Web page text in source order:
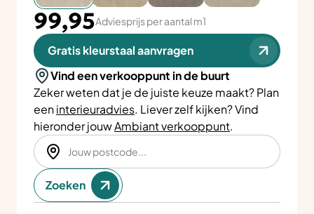
99,95Adviesprijs per aantal m1
Gratis kleurstaal aanvragen
Vind een verkooppunt in de buurt
Zeker weten dat je de juiste keuze maakt? Plan
eeninterieuradvies. Liever zelf kijken? Vind
hieronder jouwAmbiant verkooppunt.
Zoeken